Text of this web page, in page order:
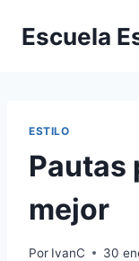
Escuela
ESTILO
Pautas
mejor
Por IvanC 30